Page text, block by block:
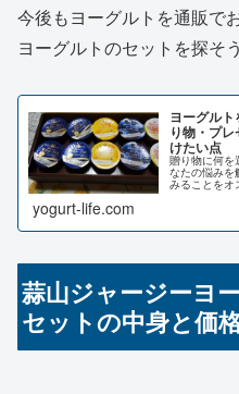
今後もヨーグルトを通販で
ヨーグルトのセットを探そ
ヨーグル
り物・プ
けたい点
贈り物に何を
なたの悩みを
みることをオ
yogurt-life.com
蒜山ジャージーヨ
セットの中身と価